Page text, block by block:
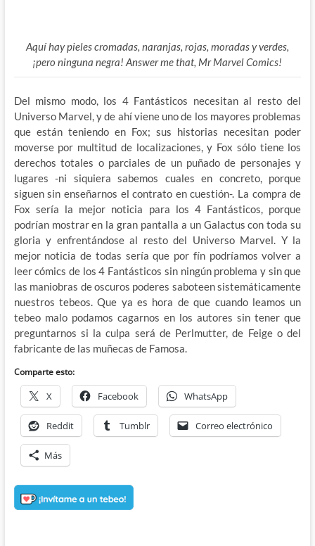
Aquí hay pieles cromadas, naranjas, rojas, moradas y verdes,
¡pero ninguna negra! Answer me that, Mr Marvel Comics!
Del mismo modo, los 4 Fantásticos necesitan al resto del
Universo Marvel, y de ahí viene uno de los mayores problemas
que están teniendo en Fox; sus historias necesitan poder
moverse por multitud de localizaciones, y Fox sólo tiene los
derechos totales o parciales de un puñado de personajes y
lugares -ni siquiera sabemos cuales en concreto, porque
siguen sin enseñarnos el contrato en cuestión-. La compra de
Fox sería la mejor noticia para los 4 Fantásticos, porque
podrían mostrar en la gran pantalla a un Galactus con toda su
gloria y enfrentándose al resto del Universo Marvel. Y la
mejor noticia de todas sería que por fín podríamos volver a
leer cómics de los 4 Fantásticos sin ningún problema y sin que
las maniobras de oscuros poderes saboteen sistemáticamente
nuestros tebeos. Que ya es hora de que cuando leamos un
tebeo malo podamos cagarnos en los autores sin tener que
preguntarnos si la culpa será de Perlmutter, de Feige o del
fabricante de las muñecas de Famosa.
Comparte esto:
X Facebook WhatsApp
Reddit Tumblr Correo electrónico
Más